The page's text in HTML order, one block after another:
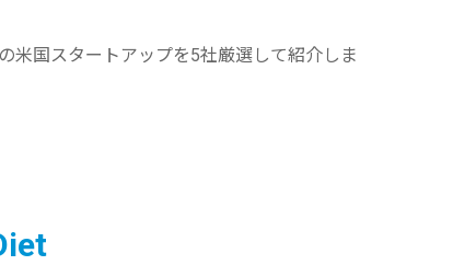
米国スタートアップを5社厳選して紹介しま